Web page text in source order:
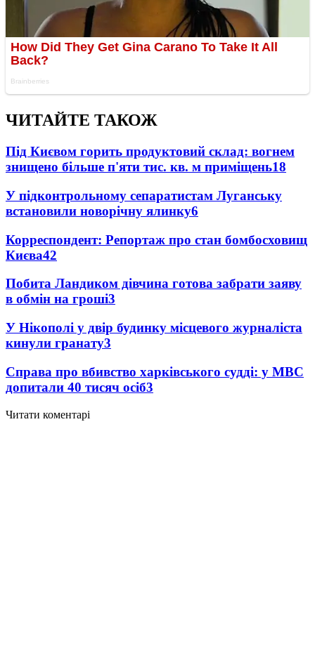
ЧИТАЙТЕ ТАКОЖ
Під Києвом горить продуктовий склад: вогнем
знищено більше п'яти тис. кв. м приміщень18
У підконтрольному сепаратистам Луганську
встановили новорічну ялинку6
Корреспондент: Репортаж про стан бомбосховищ
Києва42
Побита Ландиком дівчина готова забрати заяву
в обмін на гроші3
У Нікополі у двір будинку місцевого журналіста
кинули гранату3
Справа про вбивство харківського судді: у МВС
допитали 40 тисяч осіб3
Читати коментарі